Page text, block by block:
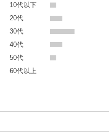
10代以下
20代
30代
40代
50代
60代以上